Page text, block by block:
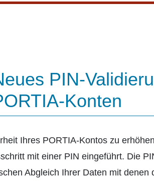
PIN-
Konten
Ihres PORTIA-Kontos zu
mit einer PIN eingeführt. Die
Abgleich Ihrer Daten mit